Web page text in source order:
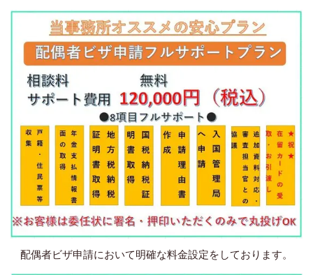
配偶者ビザ申請において明確な料金設定をしております。